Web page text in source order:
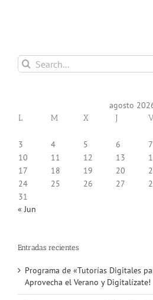
Search
for:
agosto
L M X J
3
4 5 6 7
10
11 12 13
17
18 19 20
24
25 26 27
31
« Jun
Entradas recientes
Programa de «Tutorías Digitales
Aprovecha el Verano y Digitalízate!